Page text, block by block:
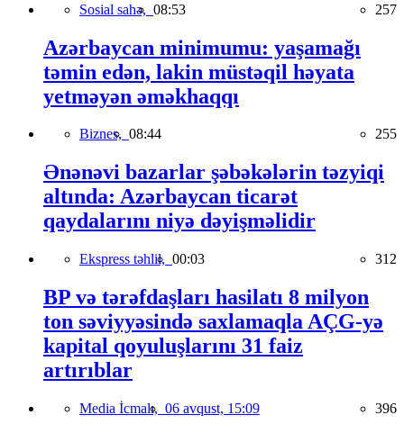
Sosial sahə, 08:53 257
Azərbaycan minimumu: yaşamağı
təmin edən, lakin müstəqil həyata
yetməyən əməkhaqqı
Biznes, 08:44 255
Ənənəvi bazarlar şəbəkələrin təzyiqi
altında: Azərbaycan ticarət
qaydalarını niyə dəyişməlidir
Ekspress təhlil, 00:03 312
BP və tərəfdaşları hasilatı 8 milyon
ton səviyyəsində saxlamaqla AÇG-yə
kapital qoyuluşlarını 31 faiz
artırıblar
Media İcmalı, 06 avqust, 15:09 396